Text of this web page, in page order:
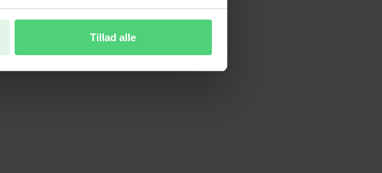
samt dine rettigheder
Tillad alle